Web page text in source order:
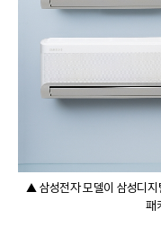
▲ 삼성전자 모델이 삼성디지
패